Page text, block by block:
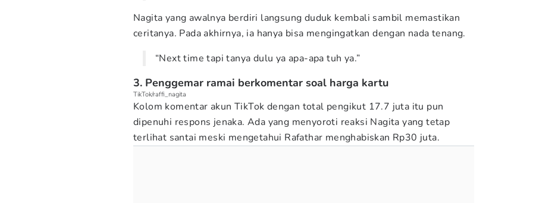
Nagita yang awalnya berdiri langsung duduk kembali sambil memastikan
ceritanya. Pada akhirnya, ia hanya bisa mengingatkan dengan nada tenang.
“Next time tapi tanya dulu ya apa-apa tuh ya.”
3. Penggemar ramai berkomentar soal harga kartu
TikTok/raffi_nagita
Kolom komentar akun TikTok dengan total pengikut 17.7 juta itu pun
dipenuhi respons jenaka. Ada yang menyoroti reaksi Nagita yang tetap
terlihat santai meski mengetahui Rafathar menghabiskan Rp30 juta.